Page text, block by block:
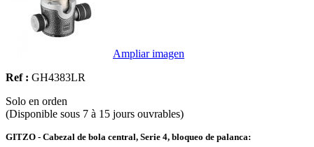
Ampliar imagen
Ref : GH4383LR
Solo en orden
(Disponible sous 7 à 15 jours ouvrables)
GITZO - Cabezal de bola central, Serie 4, bloqueo de palanca: